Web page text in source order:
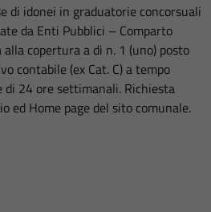
di idonei in graduatorie concorsuali
da Enti Pubblici – Comparto
copertura a di n. 1 (uno) posto
contabile (ex Cat. C) a tempo
24 ore settimanali. Richiesta
ed Home page del sito comunale.